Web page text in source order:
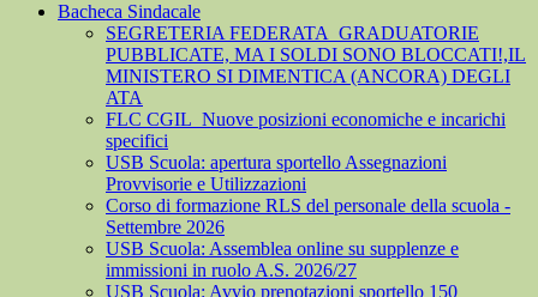
Bacheca Sindacale
SEGRETERIA FEDERATA_GRADUATORIE
PUBBLICATE, MA I SOLDI SONO BLOCCATI!,IL
MINISTERO SI DIMENTICA (ANCORA) DEGLI
ATA
FLC CGIL_Nuove posizioni economiche e incarichi
specifici
USB Scuola: apertura sportello Assegnazioni
Provvisorie e Utilizzazioni
Corso di formazione RLS del personale della scuola -
Settembre 2026
USB Scuola: Assemblea online su supplenze e
immissioni in ruolo A.S. 2026/27
USB Scuola: Avvio prenotazioni sportello 150